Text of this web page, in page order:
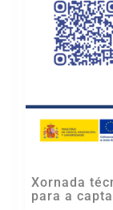
Xornada
para a